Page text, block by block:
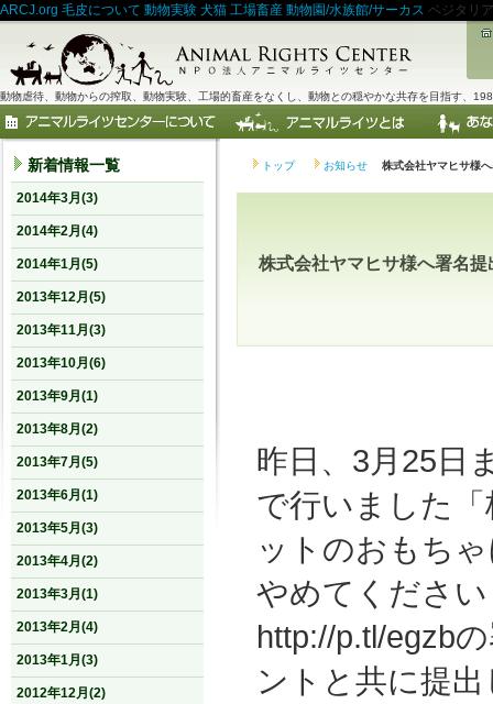
ARCJ.org 毛皮について 動物実験 犬猫 工場畜産 動物園/水族館/サーカス ベジタリ
動物虐待、動物からの搾取、動物実験、工場的畜産をなくし、動物との穏やかな共存を目指す、
トップ お知らせ 株式会社ヤマヒサ様
株式会社ヤマヒサ様へ署名
昨日、3月25日
で行いました
ットのおもち
やめてくださ
http://p.tl/egzb
ントと共に提
新着情報一覧
2014年3月(3)
2014年2月(4)
2014年1月(5)
2013年12月(5)
2013年11月(3)
2013年10月(6)
2013年9月(1)
2013年8月(2)
2013年7月(5)
2013年6月(1)
2013年5月(3)
2013年4月(2)
2013年3月(1)
2013年2月(4)
2013年1月(3)
2012年12月(2)